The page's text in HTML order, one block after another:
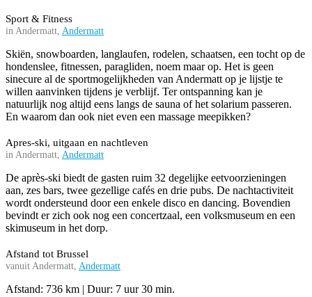
Sport & Fitness
in Andermatt, Andermatt
Skiën, snowboarden, langlaufen, rodelen, schaatsen, een tocht op de
hondenslee, fitnessen, paragliden, noem maar op. Het is geen
sinecure al de sportmogelijkheden van Andermatt op je lijstje te
willen aanvinken tijdens je verblijf. Ter ontspanning kan je
natuurlijk nog altijd eens langs de sauna of het solarium passeren.
En waarom dan ook niet even een massage meepikken?
Apres-ski, uitgaan en nachtleven
in Andermatt, Andermatt
De après-ski biedt de gasten ruim 32 degelijke eetvoorzieningen
aan, zes bars, twee gezellige cafés en drie pubs. De nachtactiviteit
wordt ondersteund door een enkele disco en dancing. Bovendien
bevindt er zich ook nog een concertzaal, een volksmuseum en een
skimuseum in het dorp.
Afstand tot Brussel
vanuit Andermatt, Andermatt
Afstand: 736 km | Duur: 7 uur 30 min.